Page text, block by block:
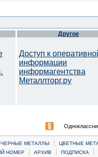
Другое
Доступ к
информации
информагентства
Металлторг.ру
ЧЕРНЫЕ МЕТАЛЛЫ |
ЦВЕТНЫЕ
НОМЕР | АРХИВ | ПОДПИСКА |